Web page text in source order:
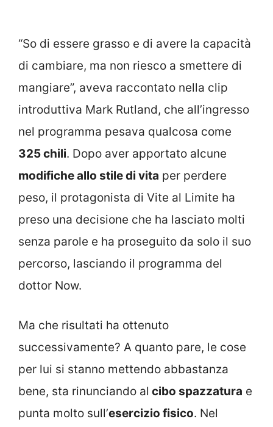
“So di essere grasso e di avere la capacità
di cambiare, ma non riesco a smettere di
mangiare”, aveva raccontato nella clip
introduttiva Mark Rutland, che all’ingresso
nel programma pesava qualcosa come
325 chili. Dopo aver apportato alcune
modifiche allo stile di vita per perdere
peso, il protagonista di Vite al Limite ha
preso una decisione che ha lasciato molti
senza parole e ha proseguito da solo il suo
percorso, lasciando il programma del
dottor Now.
Ma che risultati ha ottenuto
successivamente? A quanto pare, le cose
per lui si stanno mettendo abbastanza
bene, sta rinunciando al cibo spazzatura e
punta molto sull’esercizio fisico. Nel